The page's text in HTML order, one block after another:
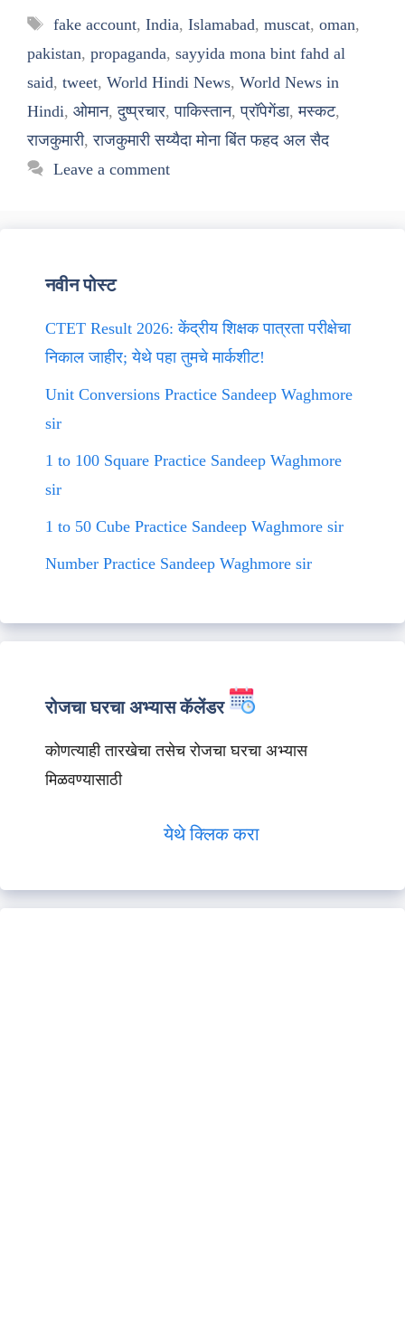
Tags
fake account, India, Islamabad, muscat, oman,
pakistan, propaganda, sayyida mona bint fahd al
said, tweet, World Hindi News, World News in
Hindi, ओमान,दुष्प्रचार,पाकिस्तान,प्रॉपेगेंडा,मस्कट,
राजकुमारी,राजकुमारी सय्यैदा मोना बिंत फहद अल सैद
Leave a comment
नवीन पोस्ट
CTET Result 2026: केंद्रीय शिक्षक पात्रता परीक्षेचा
निकाल जाहीर; येथे पहा तुमचे मार्कशीट!
Unit Conversions Practice Sandeep Waghmore
sir
1 to 100 Square Practice Sandeep Waghmore
sir
1 to 50 Cube Practice Sandeep Waghmore sir
Number Practice Sandeep Waghmore sir
रोजचा घरचा अभ्यास कॅलेंडर
कोणत्याही तारखेचा तसेच रोजचा घरचा अभ्यास
मिळवण्यासाठी
येथे क्लिक करा